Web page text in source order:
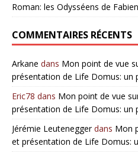
Roman: les Odysséens de
COMMENTAIRES RÉCENTS
Arkane dans Mon point de vue
présentation de Life Domus:
Eric78 dans Mon point de vue
présentation de Life Domus:
Jérémie Leuteneggerdans Mon
et présentation de Life Domus: